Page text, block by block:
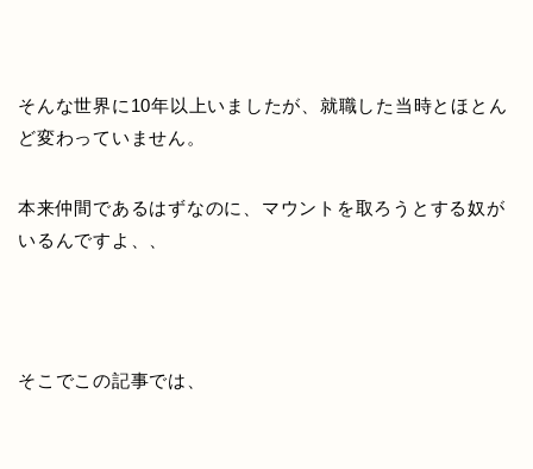
そんな世界に10年以上いましたが、就職した当時とほとん
ど変わっていません。
本来仲間であるはずなのに、マウントを取ろうとする奴が
いるんですよ、、
そこでこの記事では、